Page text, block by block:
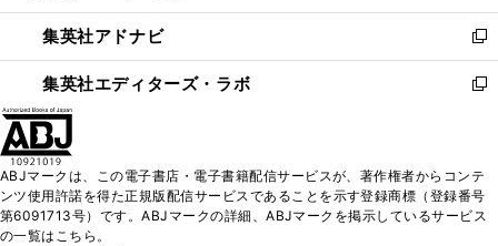
開
く
ウ
で
開
く
ン
ド
ウ
で
ウ
ィ
ン
ド
く
集英社アドナビ
新
し
い
ド
ウ
で
集英社エディターズ・ラボ
新
ィ
ン
ド
ABJマークは、この電子書店・電子書籍配信サービスが、著作権者からコンテ
ンツ使用許諾を得た正規版配信サービスであることを示す登録商標（登録番号
第6091713号）です。ABJマークの詳細、ABJマークを掲示しているサービス
の一覧はこちら。